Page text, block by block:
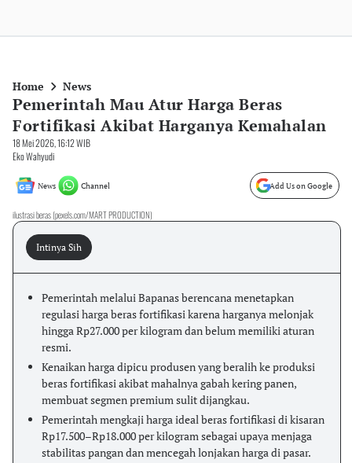
Home News
Pemerintah Mau Atur Harga Beras
Fortifikasi Akibat Harganya Kemahalan
18 Mei 2026, 16:12 WIB
Eko Wahyudi
News Channel Add Us on Google
ilustrasi beras (pexels.com/MART PRODUCTION)
Intinya Sih
Pemerintah melalui Bapanas berencana menetapkan
regulasi harga beras fortifikasi karena harganya melonjak
hingga Rp27.000 per kilogram dan belum memiliki aturan
resmi.
Kenaikan harga dipicu produsen yang beralih ke produksi
beras fortifikasi akibat mahalnya gabah kering panen,
membuat segmen premium sulit dijangkau.
Pemerintah mengkaji harga ideal beras fortifikasi di kisaran
Rp17.500–Rp18.000 per kilogram sebagai upaya menjaga
stabilitas pangan dan mencegah lonjakan harga di pasar.